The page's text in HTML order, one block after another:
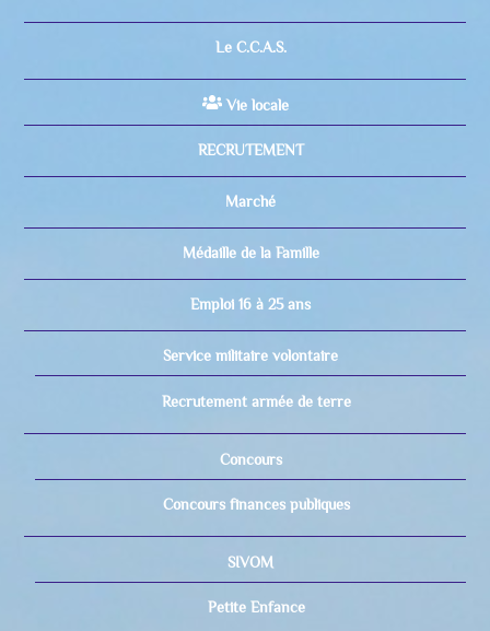
Le C.C.A.S.
Vie locale
RECRUTEMENT
Marché
Médaille de la Famille
Emploi 16 à 25 ans
Service militaire volontaire
Recrutement armée de terre
Concours
Concours finances publiques
SIVOM
Petite Enfance